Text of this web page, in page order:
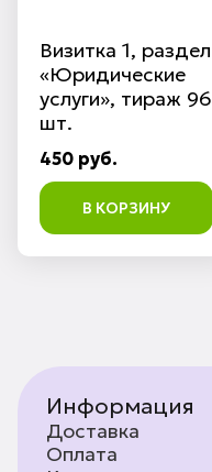
Визитка 1, раздел
«Юридические
услуги», тираж 96
шт.
450 руб.
В КОРЗИНУ
Информация
Доставка
Оплата